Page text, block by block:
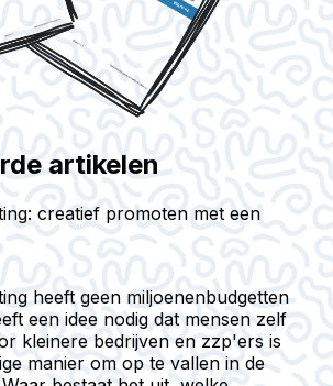
artikelen
creatief promoten met een
heeft geen miljoenenbudgetten
een idee nodig dat mensen zelf
kleinere bedrijven en zzp'ers is
manier om op te vallen in de